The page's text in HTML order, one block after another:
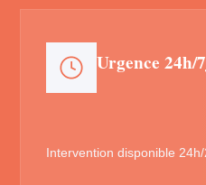
Urgence 24h/
Intervention disponible